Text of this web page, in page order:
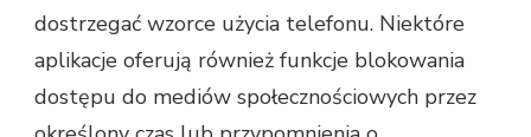
dostrzegać wzorce użycia telefonu. Niektóre
aplikacje oferują również funkcje blokowania
dostępu do mediów społecznościowych przez